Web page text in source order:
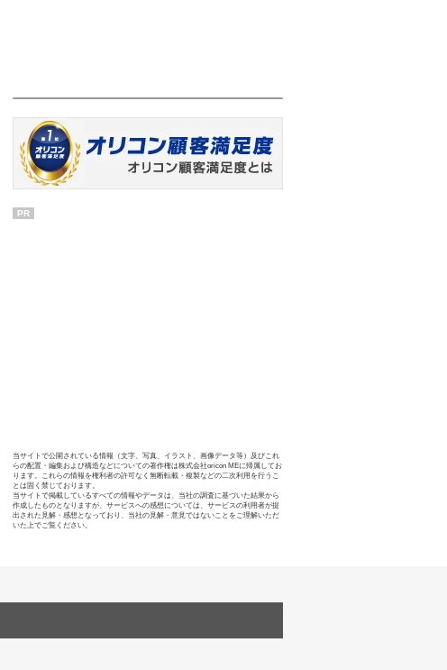
PR
当サイトで公開されている情報（文字、写真、イラスト、画像データ等）及びこれ
らの配置・編集および構造などについての著作権は株式会社oricon MEに帰属してお
ります。これらの情報を権利者の許可なく無断転載・複製などの二次利用を行うこ
とは固く禁じております。
当サイトで掲載しているすべての情報やデータは、当社の調査に基づいた結果から
作成したものとなりますが、サービスへの感想については、サービスの利用者が提
出された見解・感想となっており、当社の見解・意見ではないことをご理解いただ
いた上でご覧ください。